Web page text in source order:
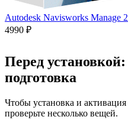
Autodesk Navisworks Manage
4990 ₽
Перед
подготовка
Чтобы установка и
проверьте несколько вещей.